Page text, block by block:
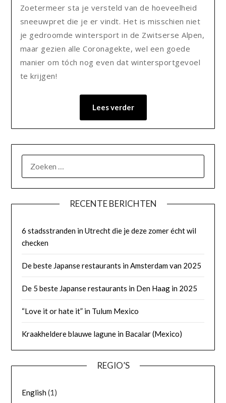
Zoetermeer sta je versteld van de hoeveelheid
sneeuwpret die je er vindt. Het is misschien niet
je gedroomde wintersport in de Zwitserse Alpen,
maar gezien alle Coronagekte, wel een goede
manier om tóch nog even dat wintersportgevoel
te krijgen!
Lees verder
RECENTE BERICHTEN
6 stadsstranden in Utrecht die je deze zomer écht wil
checken
De beste Japanse restaurants in Amsterdam van 2025
De 5 beste Japanse restaurants in Den Haag in 2025
“Love it or hate it” in Tulum Mexico
Kraakheldere blauwe lagune in Bacalar (Mexico)
REGIO’S
English(1)